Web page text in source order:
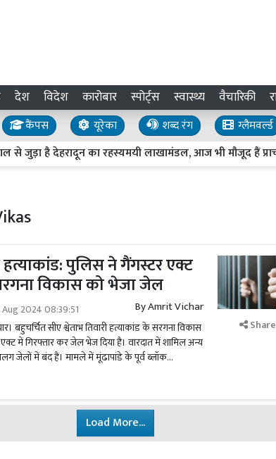
देश विदेश कारोबार स्पोर्ट्स स्वास्थ्य वैचारिकी
कैंपस यूरेका शब्द रंग
ग्लैमवर्ल्ड
से जुड़ा है देहरादून का रहस्यमयी लाखामंडल, आज भी मौजूद हैं
हत्याकांड: पुलिस ने गैंगस्टर एक्ट
विकास को भेजा जेल
2024 08:39:51 ByAmrit Vichar
बहुचर्चित सीए श्वेताभ तिवारी हत्याकांड के सरगना विकास
में गिरफ्तार कर जेल भेज दिया है। वारदात में शामिल अन्य
जेलों में बंद हैं। मामले में मूंढापांडे के पूर्व ब्लॉक...
Share
Load More...